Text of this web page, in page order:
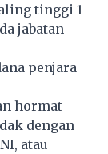
tinggi 1
jabatan
penjara
hormat
dengan
atau